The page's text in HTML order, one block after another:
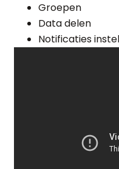
Groepen
Data delen
Notificaties